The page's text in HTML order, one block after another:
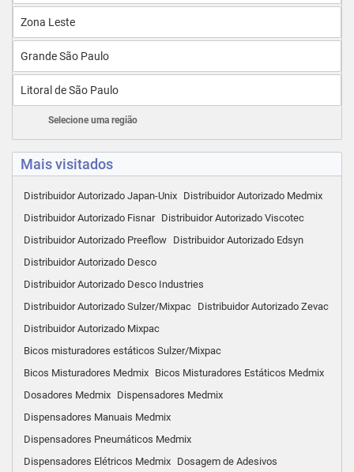
Zona Leste
Grande São Paulo
Litoral de São Paulo
Selecione uma região
Mais visitados
Distribuidor Autorizado Japan-Unix Distribuidor Autorizado Medmix
Distribuidor Autorizado Fisnar Distribuidor Autorizado Viscotec
Distribuidor Autorizado Preeflow Distribuidor Autorizado Edsyn
Distribuidor Autorizado Desco
Distribuidor Autorizado Desco Industries
Distribuidor Autorizado Sulzer/Mixpac Distribuidor Autorizado Zevac
Distribuidor Autorizado Mixpac
Bicos misturadores estáticos Sulzer/Mixpac
Bicos Misturadores Medmix Bicos Misturadores Estáticos Medmix
Dosadores Medmix Dispensadores Medmix
Dispensadores Manuais Medmix
Dispensadores Pneumáticos Medmix
Dispensadores Elétricos Medmix Dosagem de Adesivos